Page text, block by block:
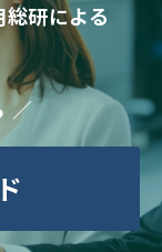
研による